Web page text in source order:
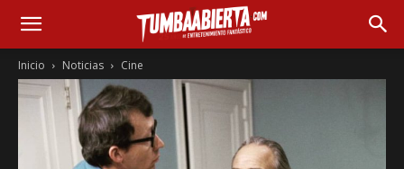
Inicio Noticias Cine